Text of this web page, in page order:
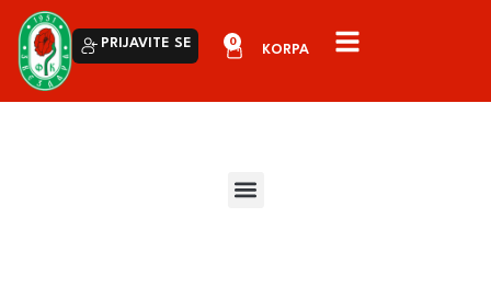
PRIJAVITE SE 0